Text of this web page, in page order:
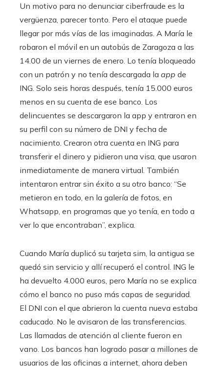
Un motivo para no denunciar ciberfraude es la
vergüenza, parecer tonto. Pero el ataque puede
llegar por más vías de las imaginadas. A María le
robaron el móvil en un autobús de Zaragoza a las
14.00 de un viernes de enero. Lo tenía bloqueado
con un patrón y no tenía descargada la app de
ING. Solo seis horas después, tenía 15.000 euros
menos en su cuenta de ese banco. Los
delincuentes se descargaron la app y entraron en
su perfil con su número de DNI y fecha de
nacimiento. Crearon otra cuenta en ING para
transferir el dinero y pidieron una visa, que usaron
inmediatamente de manera virtual. También
intentaron entrar sin éxito a su otro banco: “Se
metieron en todo, en la galería de fotos, en
Whatsapp, en programas que yo tenía, en todo a
ver lo que encontraban”, explica.
Cuando María duplicó su tarjeta sim, la antigua se
quedó sin servicio y allí recuperó el control. ING le
ha devuelto 4.000 euros, pero María no se explica
cómo el banco no puso más capas de seguridad.
El DNI con el que abrieron la cuenta nueva estaba
caducado. No le avisaron de las transferencias.
Las llamadas de atención al cliente fueron en
vano. Los bancos han logrado pasar a millones de
usuarios de las oficinas a internet, ahora deben